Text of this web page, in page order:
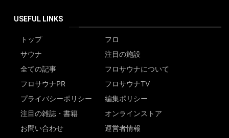
USEFUL LINKS
トップ
フロ
サウナ
注目の施設
全ての記事
フロサウナについて
フロサウナPR
フロサウナTV
プライバシーポリシー
編集ポリシー
注目の雑誌・書籍
オンラインストア
お問い合わせ
運営者情報